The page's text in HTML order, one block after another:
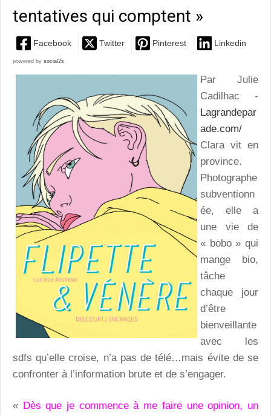
tentatives qui comptent »
Facebook Twitter Pinterest Linkedin
powered by social2s
Par Julie
Cadilhac -
Lagrandepar
ade.com/
Clara vit en
province.
Photographe
subventionn
ée, elle a
une vie de
« bobo » qui
mange bio,
tâche
chaque jour
d’être
bienveillante
avec les
sdfs qu’elle croise, n’a pas de télé…mais évite de se
confronter à l’information brute et de s’engager.
« Dès que je commence à me faire une opinion, un